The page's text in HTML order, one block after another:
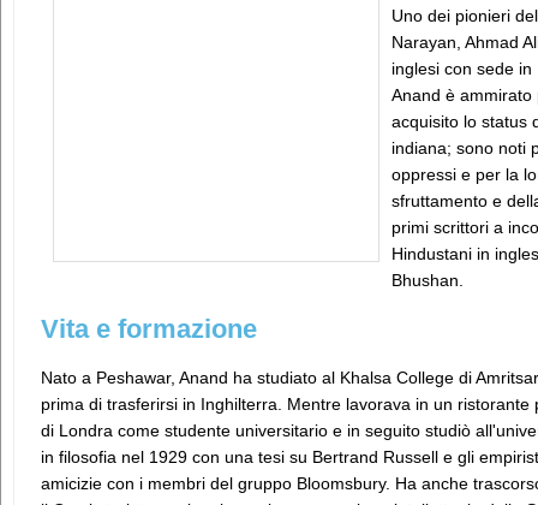
Uno dei pionieri
Narayan, Ahmad
inglesi con sede
Anand è
acquisito lo status
indiana; sono noti
oppressi e per la
sfruttamento e
primi scrittori a
Hindustani in
Bhushan.
Vita e formazione
Nato a Peshawar, Anand ha studiato al Khalsa College di
prima di trasferirsi in Inghilterra. Mentre lavorava in un
di Londra come studente universitario e in seguito studiò
in filosofia nel 1929 con una tesi su Bertrand Russell e gli
amicizie con i membri del gruppo Bloomsbury. Ha anche